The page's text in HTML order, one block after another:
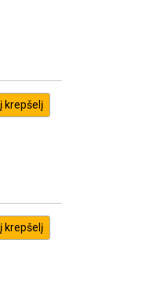
į krepšelį
į krepšelį